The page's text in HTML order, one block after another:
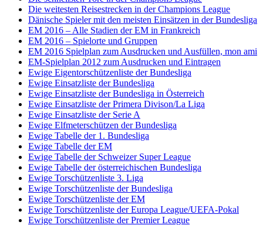
Die weitesten Reisestrecken in der Champions League
Dänische Spieler mit den meisten Einsätzen in der Bundesliga
EM 2016 – Alle Stadien der EM in Frankreich
EM 2016 – Spielorte und Gruppen
EM 2016 Spielplan zum Ausdrucken und Ausfüllen, mon ami
EM-Spielplan 2012 zum Ausdrucken und Eintragen
Ewige Eigentorschützenliste der Bundesliga
Ewige Einsatzliste der Bundesliga
Ewige Einsatzliste der Bundesliga in Österreich
Ewige Einsatzliste der Primera Divison/La Liga
Ewige Einsatzliste der Serie A
Ewige Elfmeterschützen der Bundesliga
Ewige Tabelle der 1. Bundesliga
Ewige Tabelle der EM
Ewige Tabelle der Schweizer Super League
Ewige Tabelle der österreichischen Bundesliga
Ewige Torschützenliste 3. Liga
Ewige Torschützenliste der Bundesliga
Ewige Torschützenliste der EM
Ewige Torschützenliste der Europa League/UEFA-Pokal
Ewige Torschützenliste der Premier League